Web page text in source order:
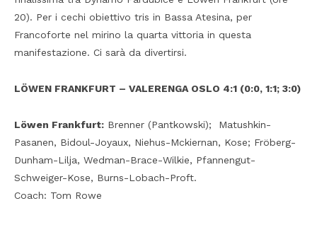
20). Per i cechi obiettivo tris in Bassa Atesina, per
Francoforte nel mirino la quarta vittoria in questa
manifestazione. Ci sarà da divertirsi.
LÖWEN FRANKFURT – VALERENGA OSLO 4:1 (0:0, 1:1; 3:0)
Löwen Frankfurt: Brenner (Pantkowski); Matushkin-
Pasanen, Bidoul-Joyaux, Niehus-Mckiernan, Kose; Fröberg-
Dunham-Lilja, Wedman-Brace-Wilkie, Pfannengut-
Schweiger-Kose, Burns-Lobach-Proft.
Coach: Tom Rowe